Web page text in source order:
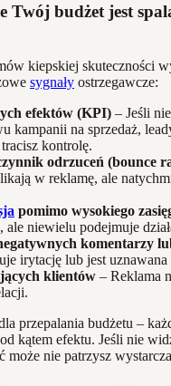
Twój budżet jest
kiepskiej skuteczności
sygnały ostrzegawcze:
efektów (KPI) – Jeśli
kampanii na sprzedaż,
kontrolę.
odrzuceń (bounce
w reklamę, ale
pomimo wysokiego
ale niewielu podejmuje
komentarzy
irytację lub jest uznawana
klientów – Reklama
przepalania budżetu –
kątem efektu. Jeśli nie
może nie patrzysz